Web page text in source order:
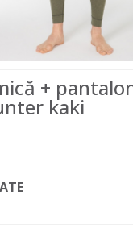
+
kaki